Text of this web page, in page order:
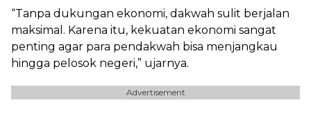
“Tanpa dukungan ekonomi, dakwah sulit berjalan
maksimal. Karena itu, kekuatan ekonomi sangat
penting agar para pendakwah bisa menjangkau
hingga pelosok negeri,” ujarnya.
Advertisement